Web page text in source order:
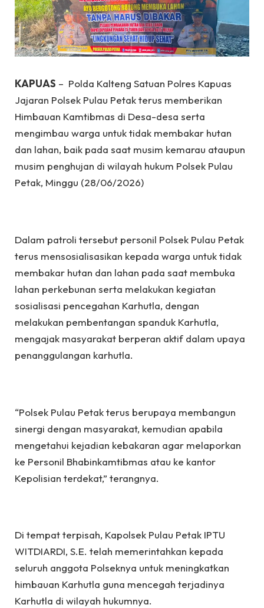
KAPUAS – Polda Kalteng Satuan Polres Kapuas
Jajaran Polsek Pulau Petak terus memberikan
Himbauan Kamtibmas di Desa-desa serta
mengimbau warga untuk tidak membakar hutan
dan lahan, baik pada saat musim kemarau ataupun
musim penghujan di wilayah hukum Polsek Pulau
Petak, Minggu (28/06/2026)
Dalam patroli tersebut personil Polsek Pulau Petak
terus mensosialisasikan kepada warga untuk tidak
membakar hutan dan lahan pada saat membuka
lahan perkebunan serta melakukan kegiatan
sosialisasi pencegahan Karhutla, dengan
melakukan pembentangan spanduk Karhutla,
mengajak masyarakat berperan aktif dalam upaya
penanggulangan karhutla.
“Polsek Pulau Petak terus berupaya membangun
sinergi dengan masyarakat, kemudian apabila
mengetahui kejadian kebakaran agar melaporkan
ke Personil Bhabinkamtibmas atau ke kantor
Kepolisian terdekat,” terangnya.
Di tempat terpisah, Kapolsek Pulau Petak IPTU
WITDIARDI, S.E. telah memerintahkan kepada
seluruh anggota Polseknya untuk meningkatkan
himbauan Karhutla guna mencegah terjadinya
Karhutla di wilayah hukumnya.